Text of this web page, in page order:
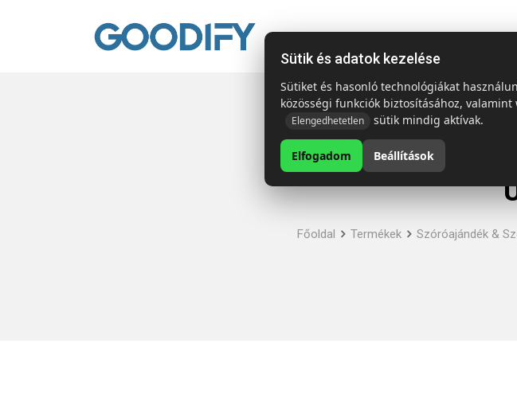
Kezdőlap Termékek
Főoldal Termékek Szóróajándék &
Sütik és adatok kezelése
Sütiket és hasonló technológiákat
közösségi funkciók biztosításához,
Elengedhetetlen sütik mindig aktívak.
Elfogadom Beállítások